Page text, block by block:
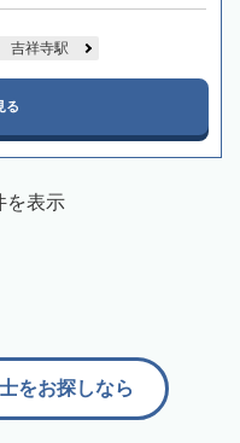
吉祥寺駅
る
を表示
をお探しなら